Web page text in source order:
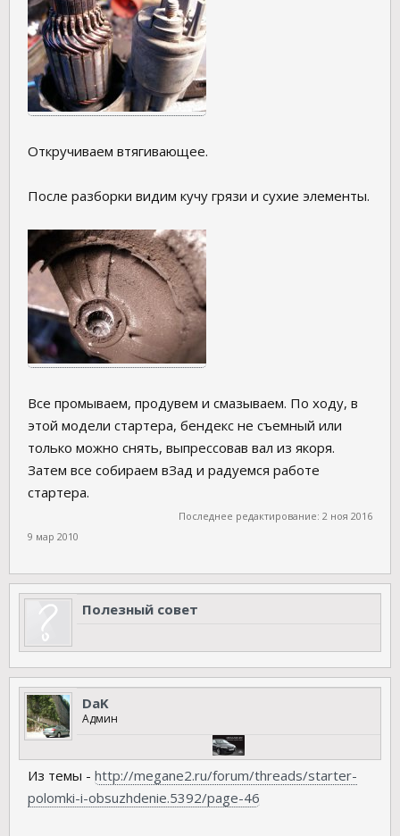
Откручиваем втягивающее.
После разборки видим кучу грязи и сухие элементы.
Все промываем, продувем и смазываем. По ходу, в
этой модели стартера, бендекс не съемный или
только можно снять, выпрессовав вал из якоря.
Затем все собираем вЗад и радуемся работе
стартера.
Последнее редактирование: 2 ноя 2016
9 мар 2010
Полезный совет
DaK
Админ
Из темы - http://megane2.ru/forum/threads/starter-
polomki-i-obsuzhdenie.5392/page-46